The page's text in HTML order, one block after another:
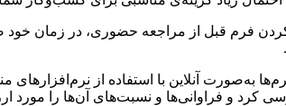
فرم قبل از مراجعه حضوری، در زمان
به‌صورت آنلاین با استفاده از
و فراوانی‌ها و نسبت‌های آن‌ها را مورد